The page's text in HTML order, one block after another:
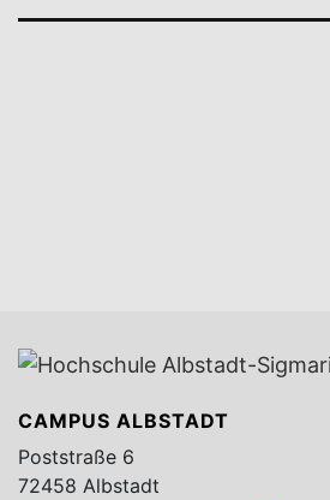
CAMPUS ALBSTADT
Poststraße 6
72458 Albstadt